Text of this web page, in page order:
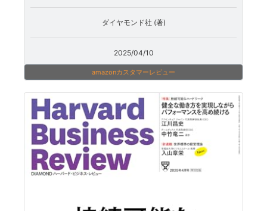
ダイヤモンド社 (著)
2025/04/10
amazonカスタマーレビュー